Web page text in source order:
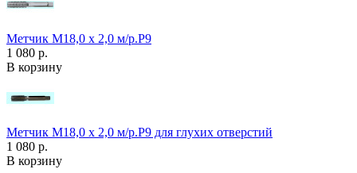
Метчик М18,0 х 2,0 м/р.Р9
1 080 р.
В корзину
Метчик М18,0 х 2,0 м/р.Р9 для глухих отверстий
1 080 р.
В корзину